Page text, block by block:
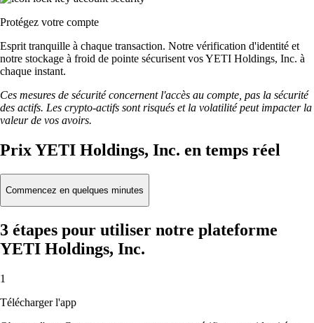
Protégez votre compte
Esprit tranquille à chaque transaction. Notre vérification d'identité et
notre stockage à froid de pointe sécurisent vos YETI Holdings, Inc. à
chaque instant.
Ces mesures de sécurité concernent l'accès au compte, pas la sécurité
des actifs. Les crypto-actifs sont risqués et la volatilité peut impacter la
valeur de vos avoirs.
Prix YETI Holdings, Inc. en temps réel
Commencez en quelques minutes
3 étapes pour utiliser notre plateforme
YETI Holdings, Inc.
1
Télécharger l'app